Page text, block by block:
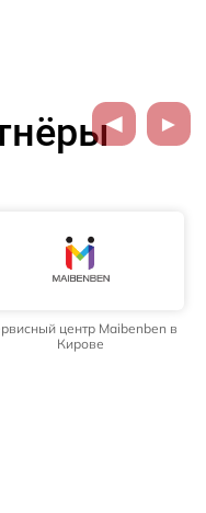
центр Maibenben в
Кирове